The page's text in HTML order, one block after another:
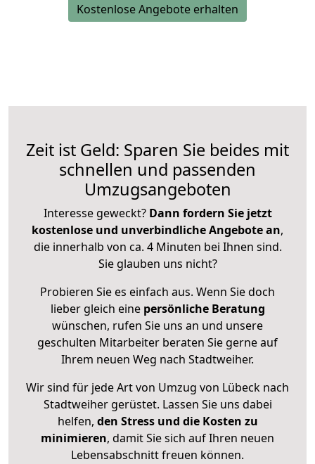
Kostenlose Angebote erhalten
Zeit ist Geld: Sparen Sie beides mit
schnellen und passenden
Umzugsangeboten
Interesse geweckt? Dann fordern Sie jetzt
kostenlose und unverbindliche Angebote an,
die innerhalb von ca. 4 Minuten bei Ihnen sind.
Sie glauben uns nicht?
Probieren Sie es einfach aus. Wenn Sie doch
lieber gleich eine persönliche Beratung
wünschen, rufen Sie uns an und unsere
geschulten Mitarbeiter beraten Sie gerne auf
Ihrem neuen Weg nach Stadtweiher.
Wir sind für jede Art von Umzug von Lübeck nach
Stadtweiher gerüstet. Lassen Sie uns dabei
helfen, den Stress und die Kosten zu
minimieren, damit Sie sich auf Ihren neuen
Lebensabschnitt freuen können.